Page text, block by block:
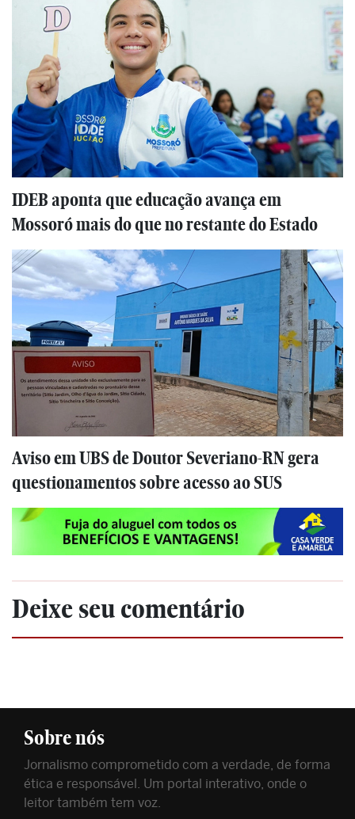
IDEB aponta que educação avança em
Mossoró mais do que no restante do Estado
Aviso em UBS de Doutor Severiano-RN gera
questionamentos sobre acesso ao SUS
Deixe seu comentário
Sobre nós
Jornalismo comprometido com a verdade, de forma
ética e responsável. Um portal interativo, onde o
leitor também tem voz.